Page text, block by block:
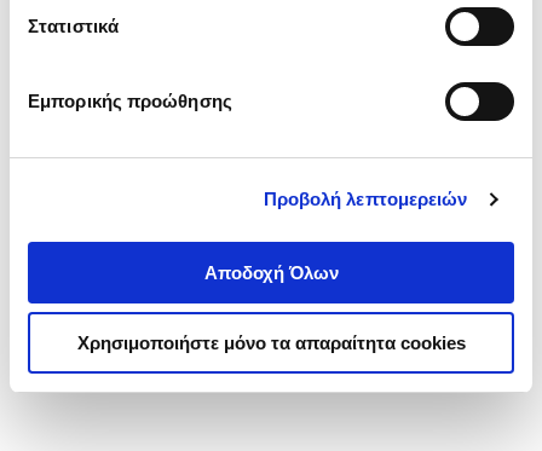
Στατιστικά
Εμπορικής προώθησης
Προβολή λεπτομερειών
Αποδοχή Όλων
Χρησιμοποιήστε μόνο τα απαραίτητα cookies